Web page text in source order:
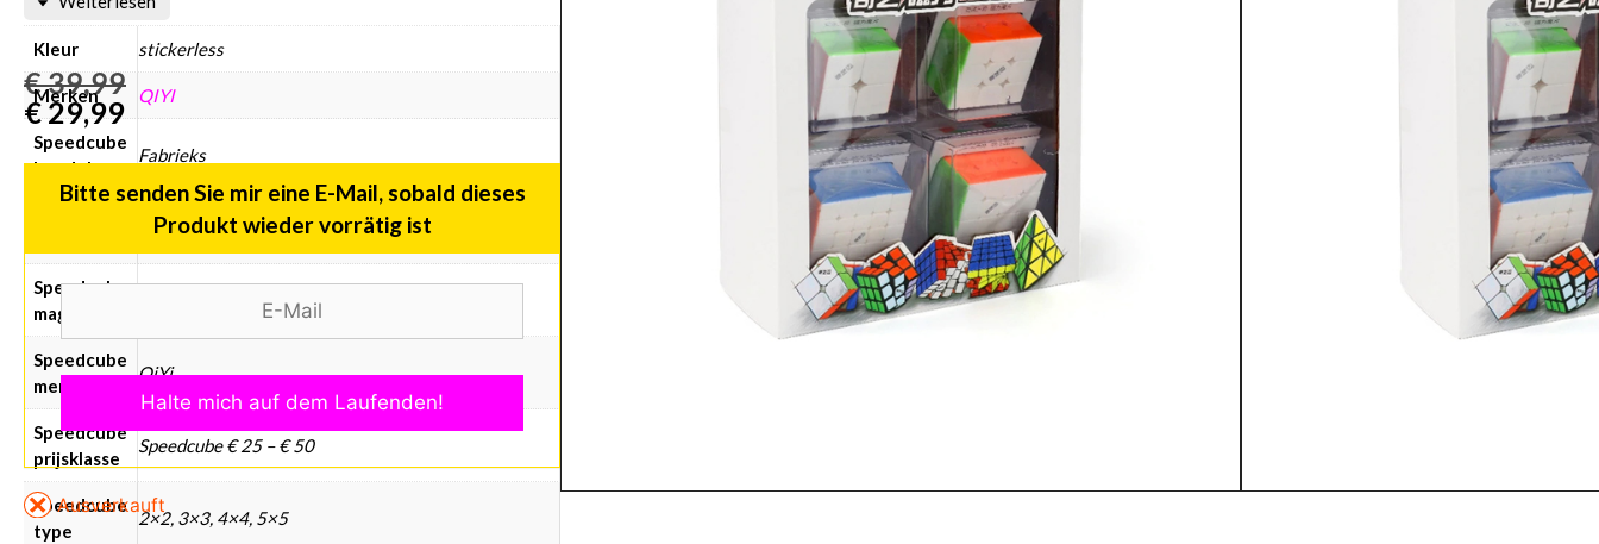
Kleur stickerless
Merken QIYI
Speedcube
bundels
Fabrieks
stickerless
Speedcube
magneten
Speedcube
merken
QiYi
Speedcube
prijsklasse
Speedcube € 25 – € 50
Speedcube
type
2×2, 3×3, 4×4, 5×5
€39,99
€29,99
Ausverkauft
Bitte senden Sie mir eine E-Mail, sobald dieses
Produkt wieder vorrätig ist